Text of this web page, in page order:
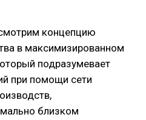
концепцию
в максимизированном
подразумевает
при помощи сети
близком